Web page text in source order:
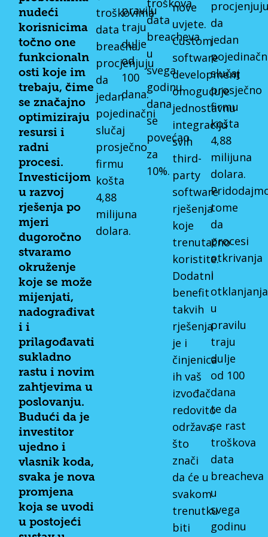
nudeći
korisnicima
točno one
funkcionaln
osti koje im
trebaju, čime
se značajno
optimiziraju
resursi i
radni
procesi.
Investicijom
u razvoj
rješenja po
mjeri
dugoročno
stvaramo
okruženje
koje se može
mijenjati,
nadograđivat
i i
prilagođavati
sukladno
rastu i novim
zahtjevima u
poslovanju.
Budući da je
investitor
ujedno i
vlasnik koda,
svaka je nova
promjena
koja se uvodi
u postojeći
troškovima
data
breacha
procjenjuju
da
jedan
pojedinačni
slučaj
prosječno
firmu
košta
4,88
milijuna
dolara.
pravilu
traju
dulje
od
100
dana.
troškova
data
breacheva
u
svega
godinu
dana
se
povećao
za
10%.
nove
uvjete.
Custom
software
development
omogućuje
jednostavnu
integraciju
svih
third-
party
software
rješenja
koje
trenutačno
koristite.
Dodatni
benefit
takvih
rješenja
je i
činjenica
ih vaš
izvođač
redovito
održava,
što
znači
da će u
svakom
trenutku
biti
da
jedan
slučaj
prosječno
firmu
košta
4,88
milijuna
dolara.
tome
da
procesi
otkrivanja
i
otklanjanja
u
pravilu
traju
dulje
od 100
dana
te da
se rast
troškova
data
breacheva
u
svega
godinu